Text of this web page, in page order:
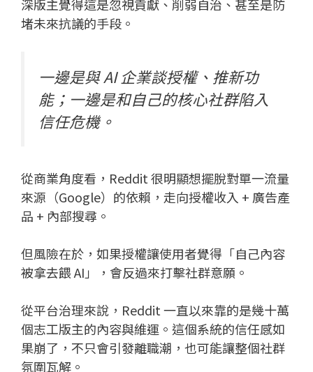
深版主覺得這是忽視貢獻、削弱自治、甚至是防
堵未來抗議的手段。
一邊是與 AI 企業談授權、推新功
能；一邊是和自己的核心社群陷入
信任危機。
從商業角度看，Reddit 很明顯想擺脫對單一流量
來源（Google）的依賴，走向授權收入 + 廣告產
品 + 內部搜尋。
但風險在於，如果授權讓使用者覺得「自己內容
被拿去餵 AI」，會反過來打擊社群意願。
從平台治理來說，Reddit 一直以來靠的是幾十萬
個志工版主的內容與維運。這個系統的信任感如
果崩了，不只會引發離職潮，也可能讓整個社群
氛圍瓦解。